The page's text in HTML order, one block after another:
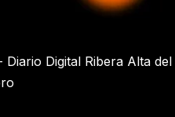
Digital Ribera Alta del